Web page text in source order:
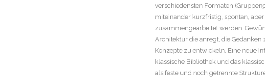
verschiedensten Formaten
miteinander kurzfristig, spontan,
zusammengearbeitet werden.
Architektur die anregt, die Gedanken
Konzepte zu entwickeln. Eine neue
klassische Bibliothek und das
als feste und noch getrennte